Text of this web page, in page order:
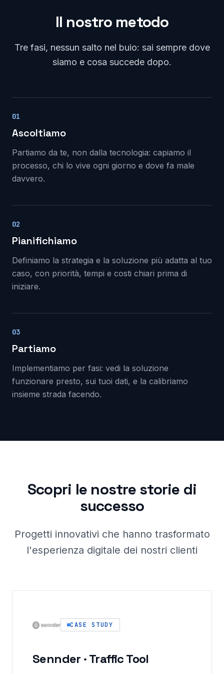
Il nostro metodo
Tre fasi, nessun salto nel buio: sai sempre dove
siamo e cosa succede dopo.
01
Ascoltiamo
Partiamo da te, non dalla tecnologia: capiamo il
processo, chi lo vive ogni giorno e dove fa male
davvero.
02
Pianifichiamo
Definiamo la strategia e la soluzione più adatta al tuo
caso, con priorità, tempi e costi chiari prima di
iniziare.
03
Partiamo
Implementiamo per fasi: vedi la soluzione
funzionare presto, sui tuoi dati, e la calibriamo
insieme strada facendo.
Scopri le nostre storie di
successo
Progetti innovativi che hanno trasformato
l'esperienza digitale dei nostri clienti
CASE STUDY
Sennder · Traffic Tool